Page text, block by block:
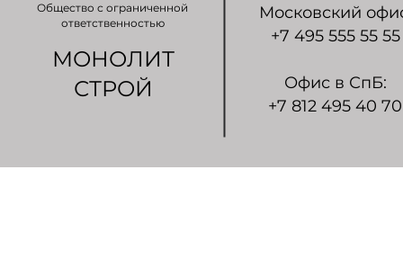
Общество с ограниченной
ответственностью
МОНОЛИТ
СТРОЙ
Московский
+7 495 555 55 55
Офис в СпБ:
+7 812 495 40 70